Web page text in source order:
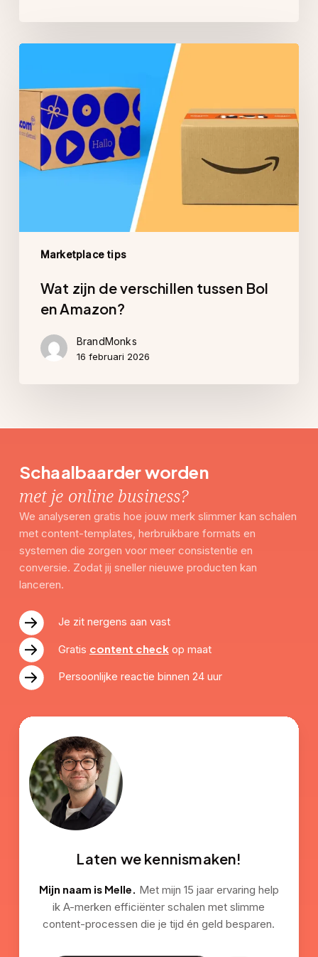
Marketplace tips
de
verschillen
tussen
Bol
Amazon?
Wat zijn de verschillen tussen Bol
en Amazon?
BrandMonks
16 februari 2026
Schaalbaarder worden
met je online business?
We analyseren gratis hoe jouw merk slimmer kan schalen
met content-templates, herbruikbare formats en
systemen die zorgen voor meer consistentie en
conversie. Zodat jij sneller nieuwe producten kan
lanceren.
Je zit nergens aan vast
Gratis content checkop maat
Persoonlijke reactie binnen 24 uur
Laten we kennismaken!
Mijn naam is Melle.
Met mijn 15 jaar ervaring help
ik A-merken efficiënter schalen met slimme
content-processen die je tijd én geld besparen.